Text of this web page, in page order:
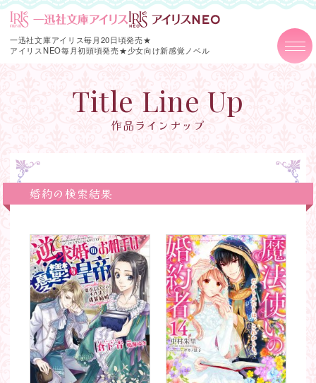
一迅社文庫アイリス毎月20日頃発売★
アイリスNEO毎月初頭頃発売★少女向け新感覚ノベル
Title Line Up
作品ラインナップ
婚約の検索結果